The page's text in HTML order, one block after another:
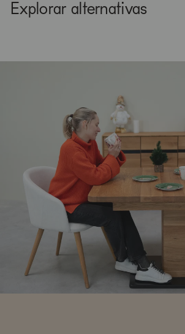
Explorar alternativas